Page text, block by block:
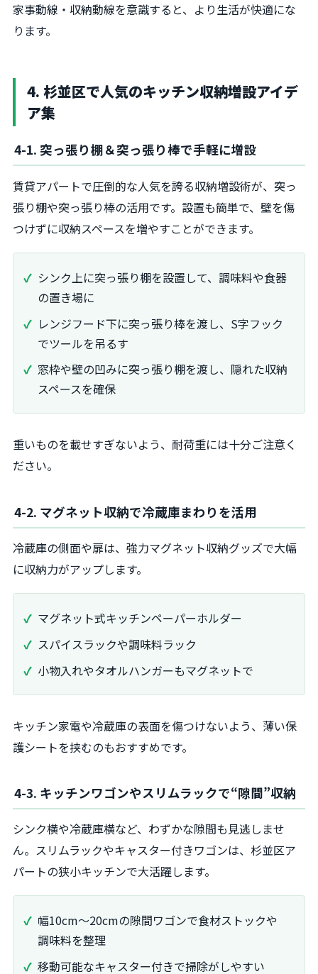
家事動線・収納動線を意識すると、より生活が快適にな
ります。
4. 杉並区で人気のキッチン収納増設アイデ
ア集
4-1. 突っ張り棚＆突っ張り棒で手軽に増設
賃貸アパートで圧倒的な人気を誇る収納増設術が、突っ
張り棚や突っ張り棒の活用です。設置も簡単で、壁を傷
つけずに収納スペースを増やすことができます。
シンク上に突っ張り棚を設置して、調味料や食器
の置き場に
レンジフード下に突っ張り棒を渡し、S字フック
でツールを吊るす
窓枠や壁の凹みに突っ張り棚を渡し、隠れた収納
スペースを確保
重いものを載せすぎないよう、耐荷重には十分ご注意く
ださい。
4-2. マグネット収納で冷蔵庫まわりを活用
冷蔵庫の側面や扉は、強力マグネット収納グッズで大幅
に収納力がアップします。
マグネット式キッチンペーパーホルダー
スパイスラックや調味料ラック
小物入れやタオルハンガーもマグネットで
キッチン家電や冷蔵庫の表面を傷つけないよう、薄い保
護シートを挟むのもおすすめです。
4-3. キッチンワゴンやスリムラックで“隙間”収納
シンク横や冷蔵庫横など、わずかな隙間も見逃しませ
ん。スリムラックやキャスター付きワゴンは、杉並区ア
パートの狭小キッチンで大活躍します。
幅10cm〜20cmの隙間ワゴンで食材ストックや
調味料を整理
移動可能なキャスター付きで掃除がしやすい